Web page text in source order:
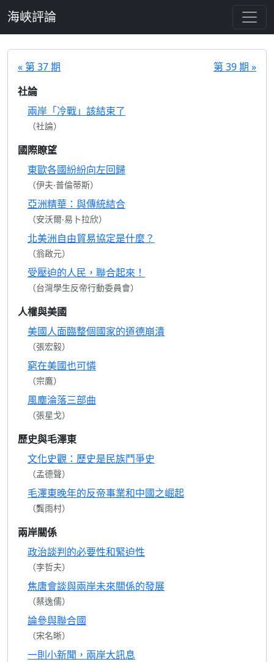
海峽評論
« 第 37 期
第 39 期 »
社論
兩岸「冷戰」該結束了
（社論）
國際瞭望
東歐各國紛紛向左回歸
（伊夫‧普倫蒂斯）
亞洲精華：與傳統結合
（安沃爾‧易卜拉欣）
北美洲自由貿易協定是什麼？
（翁啟元）
受壓迫的人民，聯合起來！
（台灣學生反帝行動委員會）
人權與美國
美國人面臨整個國家的道德崩潰
（張宏毅）
窮在美國也可憐
（宗鷹）
風塵淪落三部曲
（張星戈）
歷史與毛澤東
文化史觀：歷史是民族鬥爭史
（孟德聲）
毛澤東晚年的反帝事業和中國之崛起
（龔雨村）
兩岸關係
政治談判的必要性和緊迫性
（李哲夫）
焦唐會談與兩岸未來關係的發展
（蔡逸儒）
論參與聯合國
（宋名晰）
一則小新聞，兩岸大訊息